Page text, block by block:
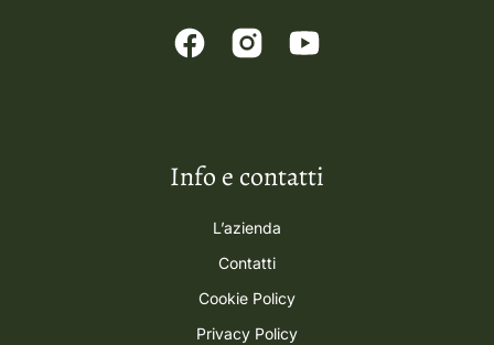
Info e contatti
L’azienda
Contatti
Cookie Policy
Privacy Policy